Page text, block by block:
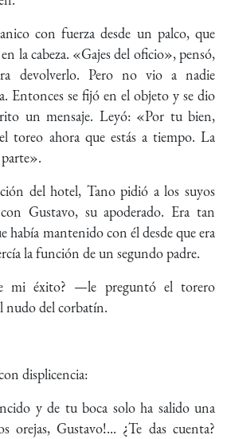
con fuerza desde un palco, que
la cabeza. «Gajes del oficio», pensó,
devolverlo. Pero no vio a nadie
Entonces se fijó en el objeto y se dio
un mensaje. Leyó: «Por tu bien,
toreo ahora que estás a tiempo. La
del hotel, Tano pidió a los suyos
Gustavo, su apoderado. Era tan
había mantenido con él desde que era
la función de un segundo padre.
mi éxito? —le preguntó el torero
nudo del corbatín.
displicencia:
y de tu boca solo ha salido una
orejas, Gustavo!... ¿Te das cuenta?